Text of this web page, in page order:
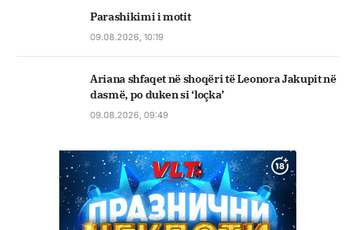
Parashikimi i motit
09.08.2026, 10:19
Ariana shfaqet në shoqëri të Leonora Jakupit në
dasmë, po duken si ‘loçka’
09.08.2026, 09:49